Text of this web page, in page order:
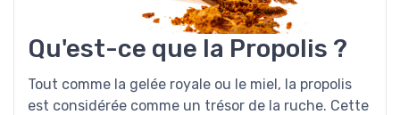
Qu'est-ce que la Propolis ?
Tout comme la gelée royale ou le miel, la propolis
est considérée comme un trésor de la ruche. Cette